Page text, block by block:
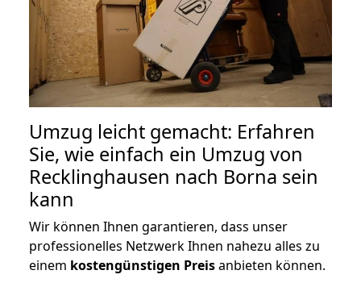
Umzug leicht gemacht: Erfahren
Sie, wie einfach ein Umzug von
Recklinghausen nach Borna sein
kann
Wir können Ihnen garantieren, dass unser
professionelles Netzwerk Ihnen nahezu alles zu
einem kostengünstigen Preisanbieten können.